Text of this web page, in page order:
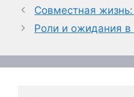
Совместная
Роли и ожидания в